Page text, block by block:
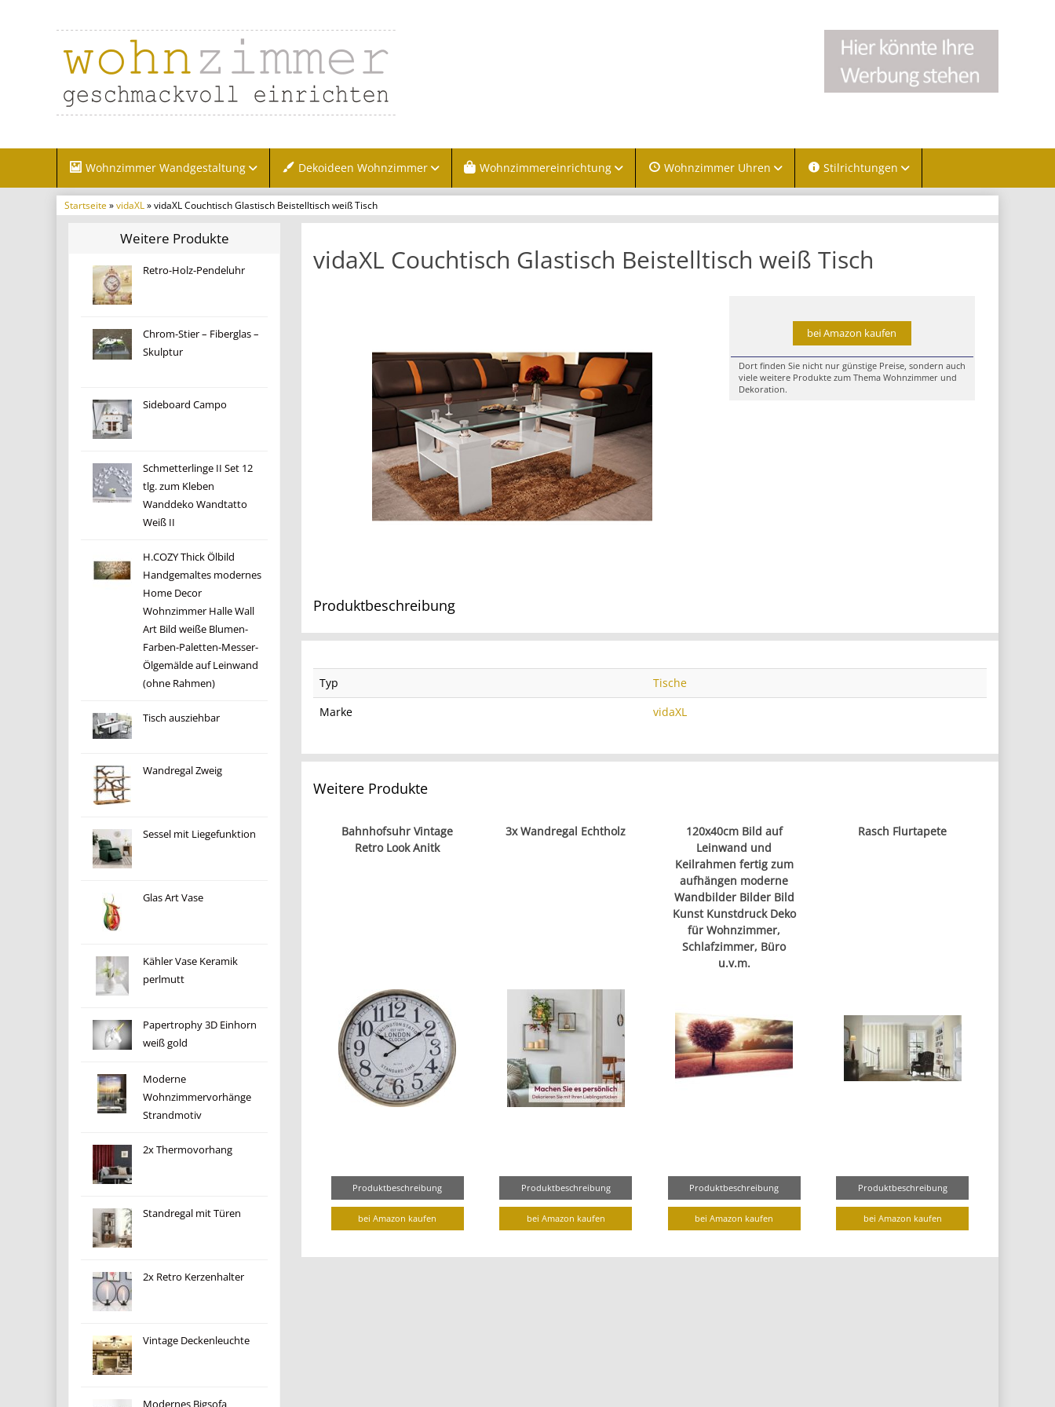
Wohnzimmer Wandgestaltung Dekoideen Wohnzimmer Wohnzimmereinrichtung Wohnzimmer Uhren Stilrichtungen
Startseite»vidaXL » vidaXL Couchtisch Glastisch Beistelltisch weiß Tisch
Weitere Produkte
Retro-Holz-Pendeluhr
Chrom-Stier – Fiberglas –
Skulptur
Sideboard Campo
Schmetterlinge II Set 12
tlg. zum Kleben
Wanddeko Wandtatto
Weiß II
H.COZY Thick Ölbild
Handgemaltes modernes
Home Decor
Wohnzimmer Halle Wall
Art Bild weiße Blumen-
Farben-Paletten-Messer-
Ölgemälde auf Leinwand
(ohne Rahmen)
Tisch ausziehbar
Wandregal Zweig
Sessel mit Liegefunktion
Glas Art Vase
Kähler Vase Keramik
perlmutt
Papertrophy 3D Einhorn
weiß gold
Moderne
Wohnzimmervorhänge
Strandmotiv
2x Thermovorhang
Standregal mit Türen
2x Retro Kerzenhalter
Vintage Deckenleuchte
Modernes Bigsofa
vidaXL Couchtisch Glastisch Beistelltisch weiß Tisch
bei Amazon kaufen
Dort finden Sie nicht nur günstige Preise, sondern auch
viele weitere Produkte zum Thema Wohnzimmer und
Dekoration.
Produktbeschreibung
Typ
Tische
Marke
vidaXL
Weitere Produkte
Bahnhofsuhr Vintage
Retro Look Anitk
Produktbeschreibung
bei Amazon kaufen
3x Wandregal Echtholz
Produktbeschreibung
bei Amazon kaufen
120x40cm Bild auf
Leinwand und
Keilrahmen fertig zum
aufhängen moderne
Wandbilder Bilder Bild
Kunst Kunstdruck Deko
für Wohnzimmer,
Schlafzimmer, Büro
u.v.m.
Produktbeschreibung
bei Amazon kaufen
Rasch Flurtapete
Produktbeschreibung
bei Amazon kaufen